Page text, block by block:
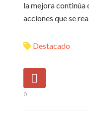
la mejora continúa
acciones que se
Destacado
0